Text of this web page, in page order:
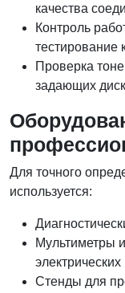
качества
Контроль
тестирование
Проверка
задающих
Для точного
используется:
Мультиметры
Стенды для